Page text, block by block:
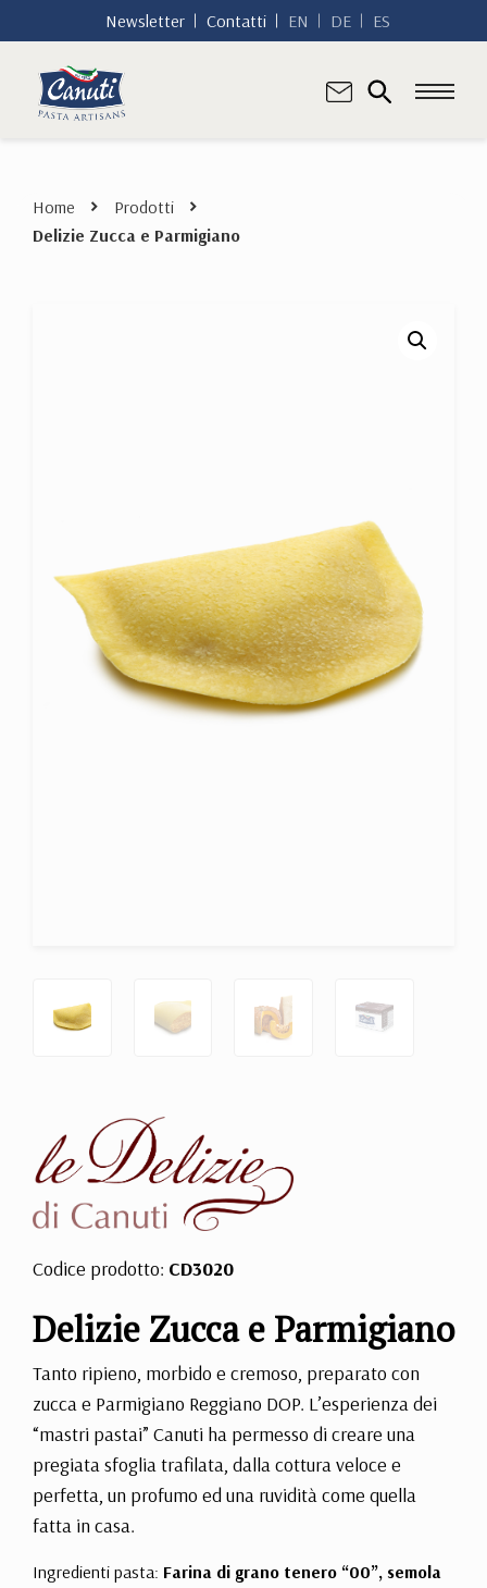
Newsletter Contatti EN DE ES
Home
Prodotti
Delizie Zucca e Parmigiano
Codice prodotto: CD3020
Delizie Zucca e Parmigiano
Tanto ripieno, morbido e cremoso, preparato con
zucca e Parmigiano Reggiano DOP. L’esperienza dei
“mastri pastai” Canuti ha permesso di creare una
pregiata sfoglia trafilata, dalla cottura veloce e
perfetta, un profumo ed una ruvidità come quella
fatta in casa.
Ingredienti pasta: Farina di grano tenero “00”, semola